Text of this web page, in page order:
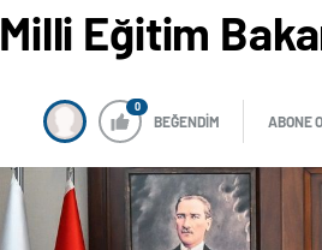
Milli Eğitim
0
BEĞENDİM ABONE